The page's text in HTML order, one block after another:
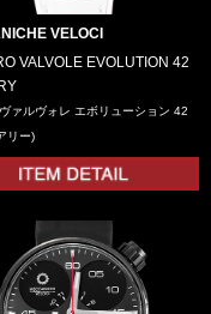
VELOCI
VALVOLE EVOLUTION 42
ァルヴォレ エボリューション 42
リー)